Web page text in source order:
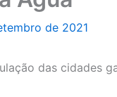
de 2021
das cidades